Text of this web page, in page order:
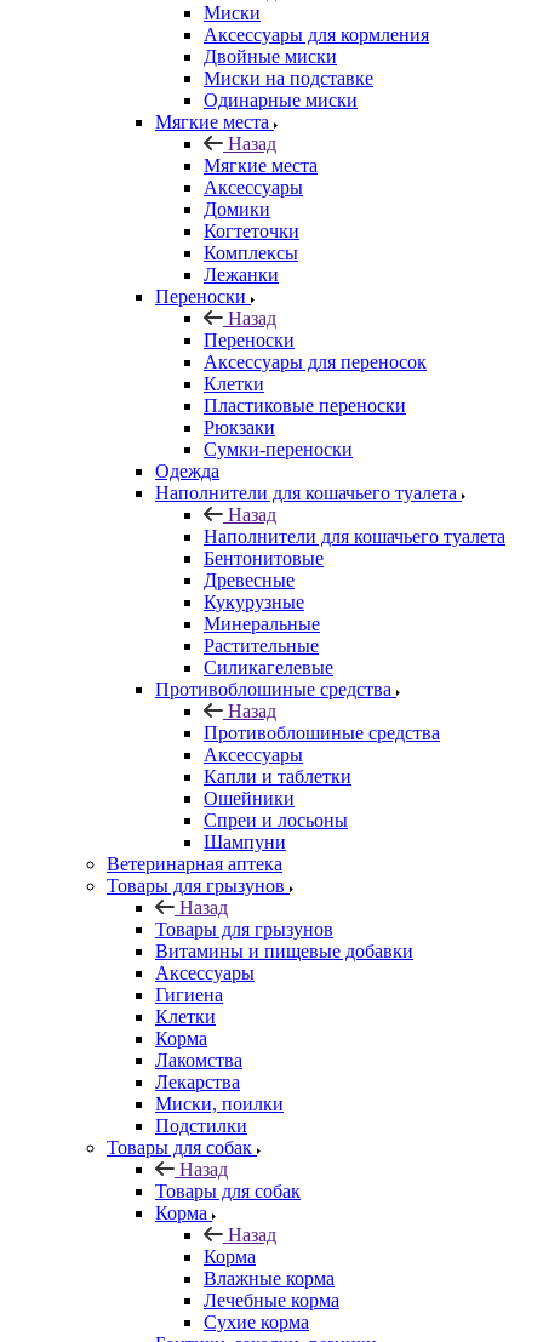
Миски
Аксессуары для кормления
Двойные миски
Миски на подставке
Одинарные миски
Мягкие места
Назад
Мягкие места
Аксессуары
Домики
Когтеточки
Комплексы
Лежанки
Переноски
Назад
Переноски
Аксессуары для переносок
Клетки
Пластиковые переноски
Рюкзаки
Сумки-переноски
Одежда
Наполнители для кошачьего туалета
Назад
Наполнители для кошачьего туалета
Бентонитовые
Древесные
Кукурузные
Минеральные
Растительные
Силикагелевые
Противоблошиные средства
Назад
Противоблошиные средства
Аксессуары
Капли и таблетки
Ошейники
Спреи и лосьоны
Шампуни
Ветеринарная аптека
Товары для грызунов
Назад
Товары для грызунов
Витамины и пищевые добавки
Аксессуары
Гигиена
Клетки
Корма
Лакомства
Лекарства
Миски, поилки
Подстилки
Товары для собак
Назад
Товары для собак
Корма
Назад
Корма
Влажные корма
Лечебные корма
Сухие корма